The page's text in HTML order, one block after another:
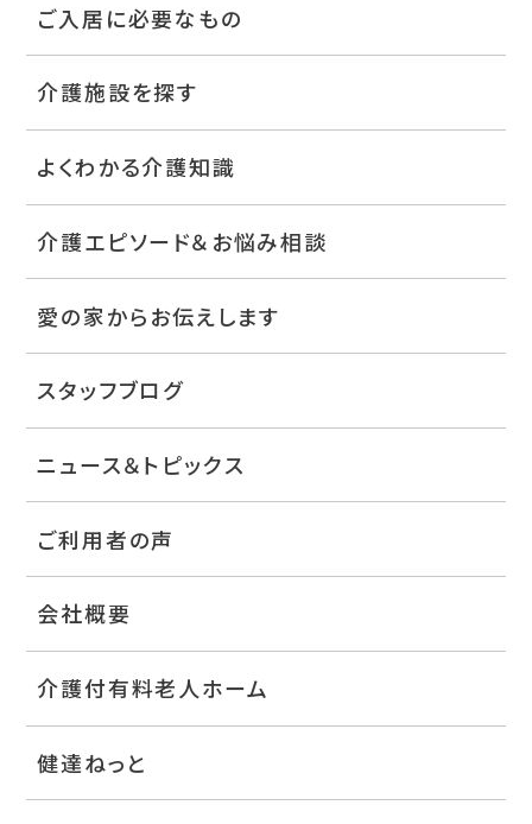
ご入居に必要なもの
介護施設を探す
よくわかる介護知識
介護エピソード＆お悩み相談
愛の家からお伝えします
スタッフブログ
ニュース＆トピックス
ご利用者の声
会社概要
介護付有料老人ホーム
健達ねっと